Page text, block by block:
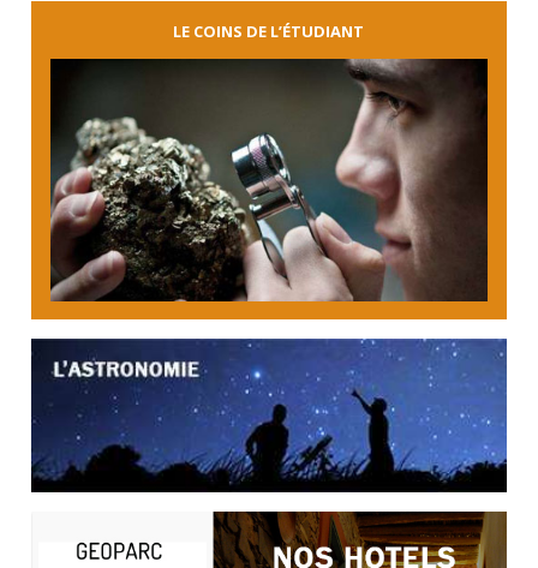
LE COINS DE L’ÉTUDIANT